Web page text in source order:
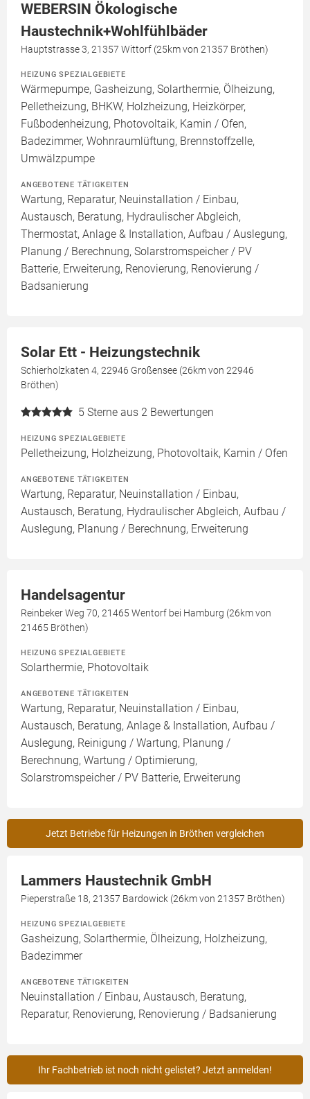
WEBERSIN Ökologische
Haustechnik+Wohlfühlbäder
Hauptstrasse 3, 21357 Wittorf (25km von 21357 Bröthen)
HEIZUNG SPEZIALGEBIETE
Wärmepumpe, Gasheizung, Solarthermie, Ölheizung,
Pelletheizung, BHKW, Holzheizung, Heizkörper,
Fußbodenheizung, Photovoltaik, Kamin / Ofen,
Badezimmer, Wohnraumlüftung, Brennstoffzelle,
Umwälzpumpe
ANGEBOTENE TÄTIGKEITEN
Wartung, Reparatur, Neuinstallation / Einbau,
Austausch, Beratung, Hydraulischer Abgleich,
Thermostat, Anlage & Installation, Aufbau / Auslegung,
Planung / Berechnung, Solarstromspeicher / PV
Batterie, Erweiterung, Renovierung, Renovierung /
Badsanierung
Solar Ett - Heizungstechnik
Schierholzkaten 4, 22946 Großensee (26km von 22946
Bröthen)
5 Sterne aus 2 Bewertungen
HEIZUNG SPEZIALGEBIETE
Pelletheizung, Holzheizung, Photovoltaik, Kamin / Ofen
ANGEBOTENE TÄTIGKEITEN
Wartung, Reparatur, Neuinstallation / Einbau,
Austausch, Beratung, Hydraulischer Abgleich, Aufbau /
Auslegung, Planung / Berechnung, Erweiterung
Handelsagentur
Reinbeker Weg 70, 21465 Wentorf bei Hamburg (26km von
21465 Bröthen)
HEIZUNG SPEZIALGEBIETE
Solarthermie, Photovoltaik
ANGEBOTENE TÄTIGKEITEN
Wartung, Reparatur, Neuinstallation / Einbau,
Austausch, Beratung, Anlage & Installation, Aufbau /
Auslegung, Reinigung / Wartung, Planung /
Berechnung, Wartung / Optimierung,
Solarstromspeicher / PV Batterie, Erweiterung
Jetzt Betriebe für Heizungen in Bröthen vergleichen
Lammers Haustechnik GmbH
Pieperstraße 18, 21357 Bardowick (26km von 21357 Bröthen)
HEIZUNG SPEZIALGEBIETE
Gasheizung, Solarthermie, Ölheizung, Holzheizung,
Badezimmer
ANGEBOTENE TÄTIGKEITEN
Neuinstallation / Einbau, Austausch, Beratung,
Reparatur, Renovierung, Renovierung / Badsanierung
Ihr Fachbetrieb ist noch nicht gelistet? Jetzt anmelden!